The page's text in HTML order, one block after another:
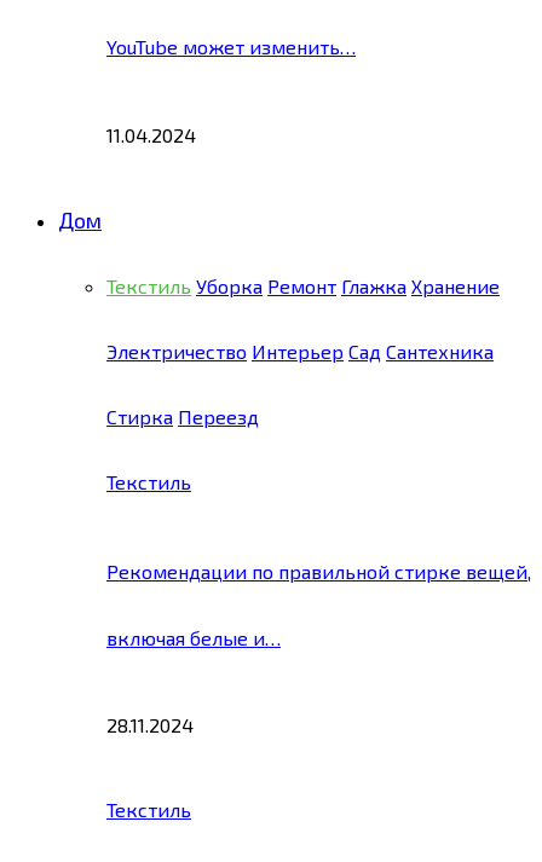
YouTube может изменить…
11.04.2024
Дом
Текстиль Уборка Ремонт Глажка Хранение
Электричество Интерьер Сад Сантехника
Стирка Переезд
Текстиль
Рекомендации по правильной стирке вещей,
включая белые и…
28.11.2024
Текстиль